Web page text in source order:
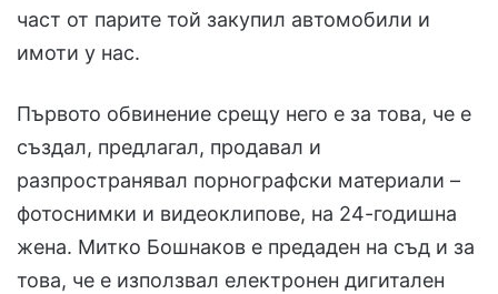
част от парите той закупил автомобили и
имоти у нас.
Първото обвинение срещу него е за това, че е
създал, предлагал, продавал и
разпространявал порнографски материали –
фотоснимки и видеоклипове, на 24-годишна
жена. Митко Бошнаков е предаден на съд и за
това, че е използвал електронен дигитален